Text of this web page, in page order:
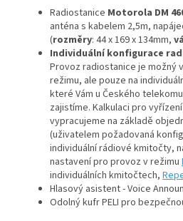
Radiostanice Motorola DM
anténa s kabelem 2,5m,
(rozměry: 44x 169 x 134mm,
Individuální konfigurace
Provoz radiostanice je možný
režimu, ale pouze na
které Vám u Českého
zajistíme. Kalkulaci pro
vypracujeme na základě
(uživatelem požadovaná
individuální rádiové kmitočty,
nastavení pro provoz v režimu
individuálních kmitočtech,
Hlasový asistent - Voice
Odolný kufr PELI pro